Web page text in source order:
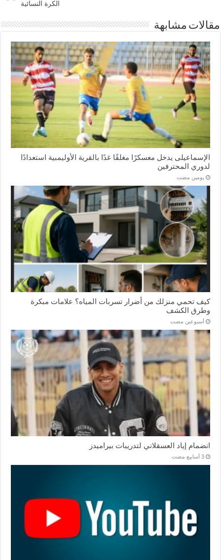
الكرة النسائية
مقالات مشابهة
الإسماعیلی یدخل معسكرًا مغلقًا غدًا بالقرية الأوليمبية استعدادًا
لدوري المحترفين
‏يومين مضت
كيف تحمي منزلك من أضرار تسربات المياه؟ علامات مبكرة
وطرق الكشف
‏أسبوعين مضت
انضمام إياد العسقلاني لتدريبات بيراميدز
‏3 أسابيع مضت